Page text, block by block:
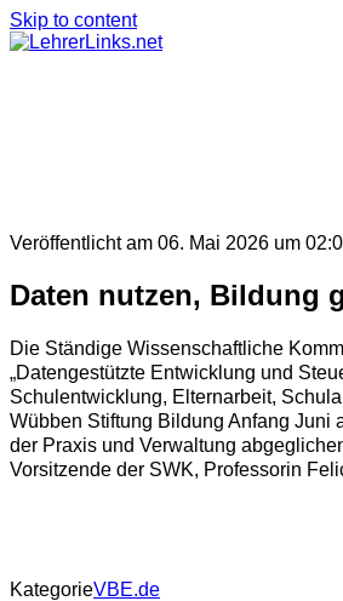
Skip to content
Veröffentlicht am 06. Mai 2026 um
Daten nutzen, Bildung
Die Ständige Wissenschaftliche
„Datengestützte Entwicklung und
Schulentwicklung, Elternarbeit,
Wübben Stiftung Bildung Anfang Juni
der Praxis und Verwaltung
Vorsitzende der SWK, Professorin
KategorieVBE.de